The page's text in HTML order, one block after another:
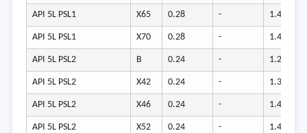
API 5L PSL1 X65 0.28 - 1.4
API 5L PSL1 X70 0.28 - 1.4
API 5L PSL2 B 0.24 - 1.2
API 5L PSL2 X42 0.24 - 1.3
API 5L PSL2 X46 0.24 - 1.4
API 5L PSL2 X52 0.24 - 1.4